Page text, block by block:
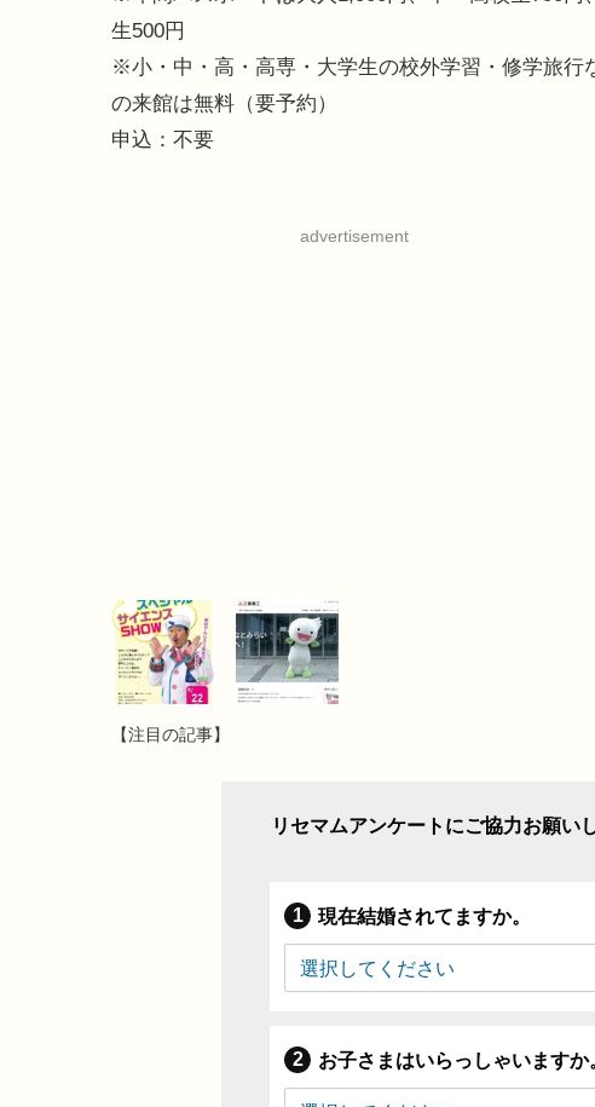
生500円
※小・中・高・高専・大学生の校外学習・修学旅行
の来館は無料（要予約）
申込：不要
advertisement
【注目の記事】
リセマムアンケートにご協力お願い
現在結婚されてますか。
お子さまはいらっしゃいますか